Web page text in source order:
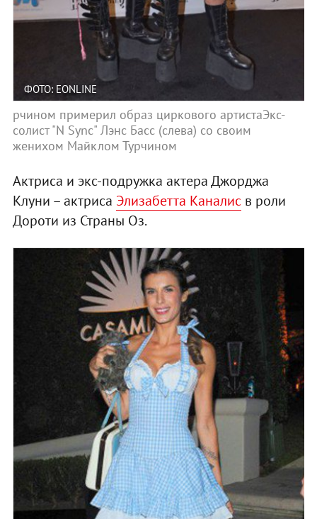
ФОТО: EONLINE
рчином примерил образ циркового артистаЭкс-
солист "N Sync" Лэнс Басс (слева) со своим
женихом Майклом Турчином
Актриса и экс-подружка актера Джорджа
Клуни – актриса Элизабетта Каналисв роли
Дороти из Страны Оз.